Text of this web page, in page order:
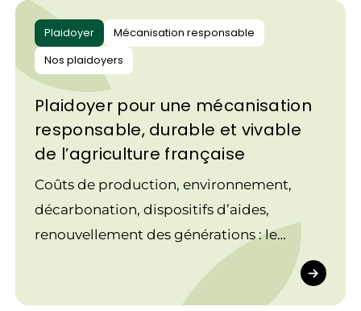
Plaidoyer
Mécanisation responsable
Nos plaidoyers
Plaidoyer pour une mécanisation
responsable, durable et vivable
de l’agriculture française
Coûts de production, environnement,
décarbonation, dispositifs d’aides,
renouvellement des générations : le
Réseau Cuma appelle à un pacte pour une
mécanisation responsable, durable et